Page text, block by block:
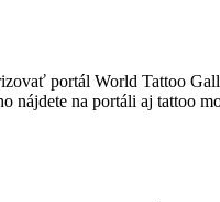
portál World Tattoo
nájdete na portáli aj tattoo